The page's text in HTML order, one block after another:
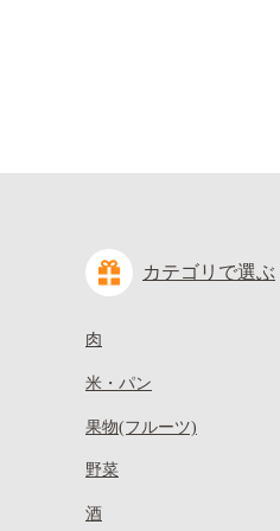
カテゴリで選ぶ
肉
米・パン
果物(フルーツ)
野菜
酒